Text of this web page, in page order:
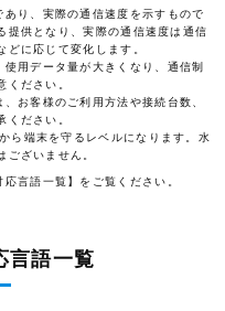
り、実際の通信速度を示すもので
提供となり、実際の通信速度は通信
に応じて変化します。
用データ量が大きくなり、通信制
ください。
お客様のご利用方法や接続台数、
ください。
ら端末を守るレベルになります。水
ございません。
言語一覧】をご覧ください。
言語一覧